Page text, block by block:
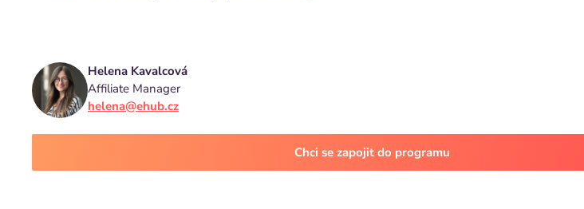
Helena Kavalcová
Affiliate Manager
helena@ehub.cz
Chci se zapojit do programu